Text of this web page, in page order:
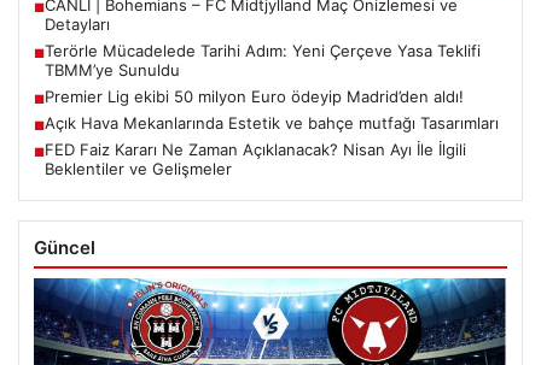
■CANLI | Bohemians – FC Midtjylland Maç Önizlemesi ve
Detayları
■Terörle Mücadelede Tarihi Adım: Yeni Çerçeve Yasa Teklifi
TBMM’ye Sunuldu
■Premier Lig ekibi 50 milyon Euro ödeyip Madrid’den aldı!
■Açık Hava Mekanlarında Estetik ve bahçe mutfağı Tasarımları
■FED Faiz Kararı Ne Zaman Açıklanacak? Nisan Ayı İle İlgili
Beklentiler ve Gelişmeler
Güncel